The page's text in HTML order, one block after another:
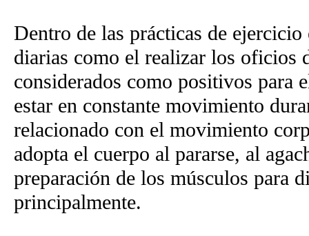
Dentro de las prácticas de
diarias como el realizar los oficios
considerados como positivos para
estar en constante movimiento
relacionado con el movimiento
adopta el cuerpo al pararse, al
preparación de los músculos para
principalmente.